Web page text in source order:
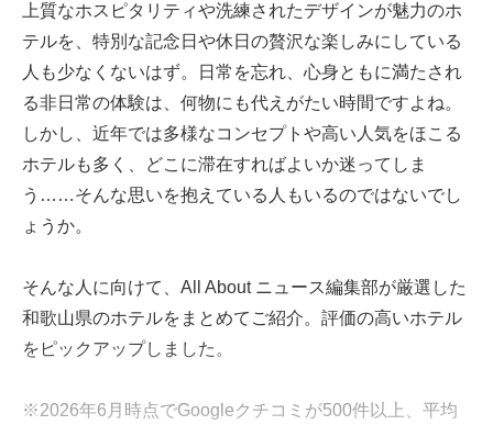
上質なホスピタリティや洗練されたデザインが魅力のホ
テルを、特別な記念日や休日の贅沢な楽しみにしている
人も少なくないはず。日常を忘れ、心身ともに満たされ
る非日常の体験は、何物にも代えがたい時間ですよね。
しかし、近年では多様なコンセプトや高い人気をほこる
ホテルも多く、どこに滞在すればよいか迷ってしま
う……そんな思いを抱えている人もいるのではないでし
ょうか。
そんな人に向けて、All About ニュース編集部が厳選した
和歌山県のホテルをまとめてご紹介。評価の高いホテル
をピックアップしました。
※2026年6月時点でGoogleクチコミが500件以上、平均